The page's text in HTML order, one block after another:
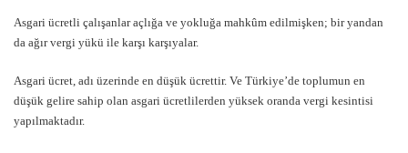
Asgari ücretli çalışanlar açlığa ve yokluğa mahkûm edilmişken; bir yandan
da ağır vergi yükü ile karşı karşıyalar.
Asgari ücret, adı üzerinde en düşük ücrettir. Ve Türkiye’de toplumun en
düşük gelire sahip olan asgari ücretlilerden yüksek oranda vergi kesintisi
yapılmaktadır.